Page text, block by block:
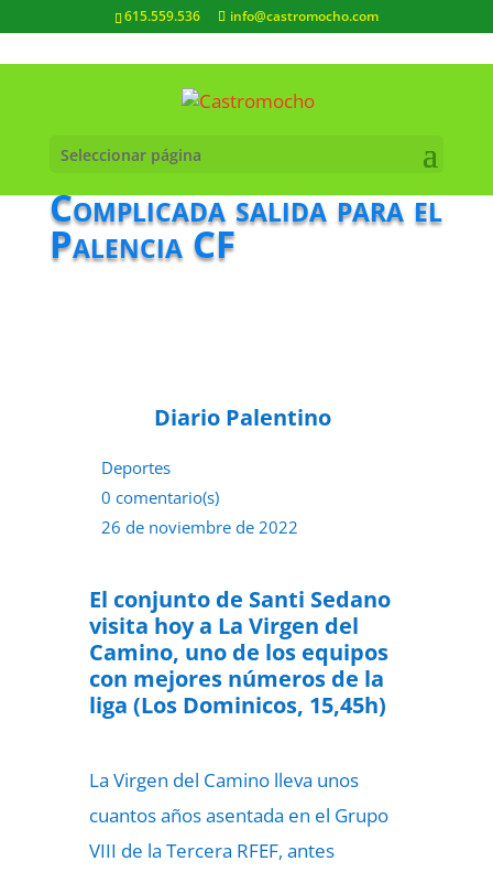
615.559.536 info@castromocho.com
Seleccionar página
Complicada salida para el
Palencia CF
Diario Palentino
Deportes
0 comentario(s)
26 de noviembre de 2022
El conjunto de Santi Sedano
visita hoy a La Virgen del
Camino, uno de los equipos
con mejores números de la
liga (Los Dominicos, 15,45h)
La Virgen del Camino lleva unos
cuantos años asentada en el Grupo
VIII de la Tercera RFEF, antes